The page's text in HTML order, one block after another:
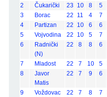
2 Čukarički 23 10 8 5
3
Borac 22 11 4 7
4
Partizan 22 10 6 6
5
Vojvodina 22 10 5 7
6
Radnički
(N)
22 8 8 6
7 Mladost 22 7 10 5
8
Javor
Matis
22 7 9 6
9 Voždovac 22 7 8 7